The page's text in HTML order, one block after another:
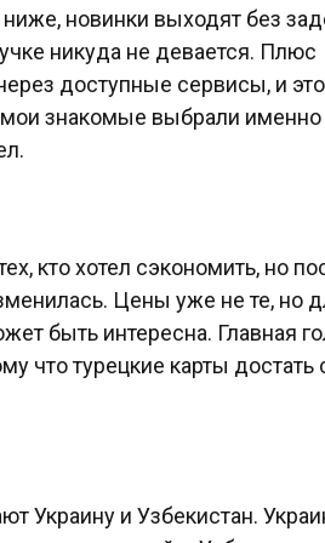
новинки выходят без
никуда не девается. Плюс
доступные сервисы, и
мои знакомые выбрали именно
кто хотел сэкономить, но
Цены уже не те, но
быть интересна. Главная
что турецкие карты достать
Украину и Узбекистан.